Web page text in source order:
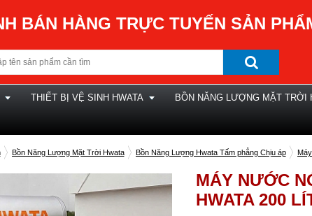
BÁN HÀNG TRỰC TUYẾN SẢN
THIẾT BỊ VỆ SINH HWATA BỒN NĂNG LƯỢNG MẶT TRỜI
Bồn Năng Lượng Mặt Trời Hwata Bồn Năng Lượng Hwata Tấm phẳng Chịu áp
MÁY NƯỚC
HWATA 200